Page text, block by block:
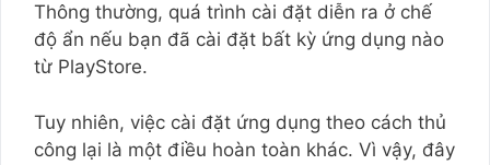
Thông thường, quá trình cài đặt diễn ra ở chế
độ ẩn nếu bạn đã cài đặt bất kỳ ứng dụng nào
từ PlayStore.
Tuy nhiên, việc cài đặt ứng dụng theo cách thủ
công lại là một điều hoàn toàn khác. Vì vậy, đây